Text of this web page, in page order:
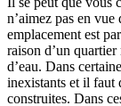
n’aimez pas en
emplacement est
raison d’un
d’eau. Dans
inexistants et il faut
construites. Dans